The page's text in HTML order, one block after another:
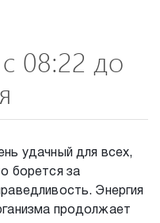
08:22 до
удачный для всех,
борется за
Энергия
продолжает